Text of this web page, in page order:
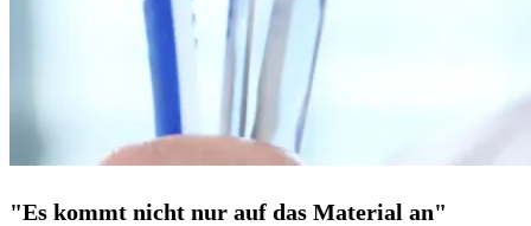
"Es kommt nicht nur auf das Material an"